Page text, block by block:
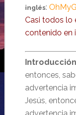
inglés:
Casi todos lo
contenido en
entonces,
advertencia
Jesús,